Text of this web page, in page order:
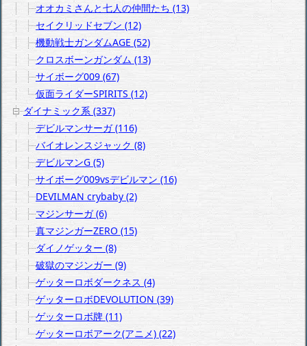
オオカミさんと七人の仲間たち (13)
セイクリッドセブン (12)
機動戦士ガンダムAGE (52)
クロスボーンガンダム (13)
サイボーグ009 (67)
仮面ライダーSPIRITS (12)
ダイナミック系 (337)
デビルマンサーガ (116)
バイオレンスジャック (8)
デビルマンG (5)
サイボーグ009vsデビルマン (16)
DEVILMAN crybaby (2)
マジンサーガ (6)
真マジンガーZERO (15)
ダイノゲッター (8)
破獄のマジンガー (9)
ゲッターロボダークネス (4)
ゲッターロボDEVOLUTION (39)
ゲッターロボ牌 (11)
ゲッターロボアーク(アニメ) (22)